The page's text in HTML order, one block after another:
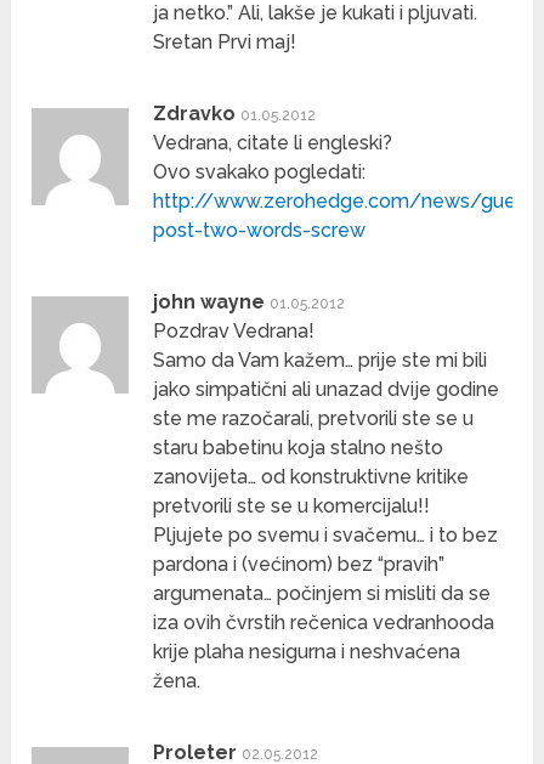
ja netko.” Ali, lakše je kukati i pljuvati.
Sretan Prvi maj!
Zdravko 01.05.2012
Vedrana, citate li engleski?
Ovo svakako pogledati:
http://www.zerohedge.com/news/guest-
post-two-words-screw
john wayne 01.05.2012
Pozdrav Vedrana!
Samo da Vam kažem… prije ste mi bili
jako simpatični ali unazad dvije godine
ste me razočarali, pretvorili ste se u
staru babetinu koja stalno nešto
zanovijeta… od konstruktivne kritike
pretvorili ste se u komercijalu!!
Pljujete po svemu i svačemu… i to bez
pardona i (većinom) bez “pravih”
argumenata… počinjem si misliti da se
iza ovih čvrstih rečenica vedranhooda
krije plaha nesigurna i neshvaćena
žena.
Proleter 02.05.2012